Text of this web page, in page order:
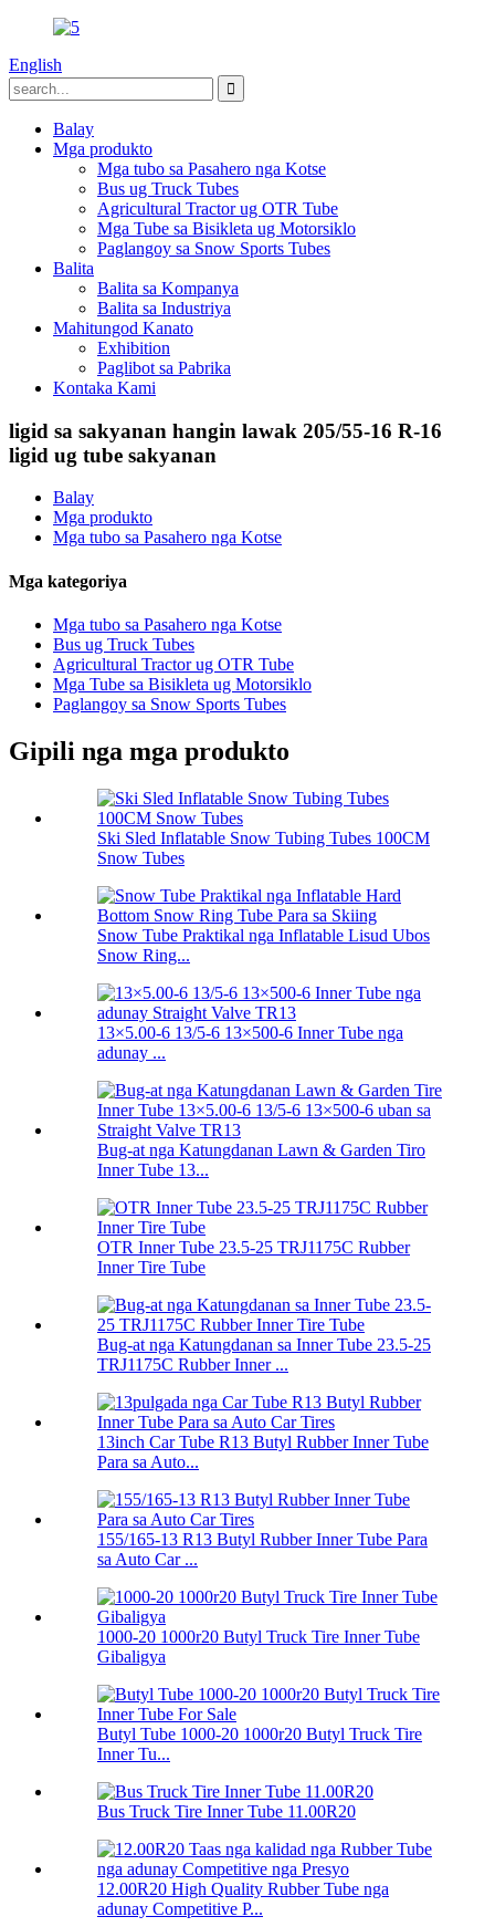
English
Balay
Mga produkto
Mga tubo sa Pasahero nga Kotse
Bus ug Truck Tubes
Agricultural Tractor ug OTR Tube
Mga Tube sa Bisikleta ug Motorsiklo
Paglangoy sa Snow Sports Tubes
Balita
Balita sa Kompanya
Balita sa Industriya
Mahitungod Kanato
Exhibition
Paglibot sa Pabrika
Kontaka Kami
ligid sa sakyanan hangin lawak 205/55-16 R-16
ligid ug tube sakyanan
Balay
Mga produkto
Mga tubo sa Pasahero nga Kotse
Mga kategoriya
Mga tubo sa Pasahero nga Kotse
Bus ug Truck Tubes
Agricultural Tractor ug OTR Tube
Mga Tube sa Bisikleta ug Motorsiklo
Paglangoy sa Snow Sports Tubes
Gipili nga mga produkto
Ski Sled Inflatable Snow Tubing Tubes 100CM
Snow Tubes
Snow Tube Praktikal nga Inflatable Lisud Ubos
Snow Ring...
13×5.00-6 13/5-6 13×500-6 Inner Tube nga
adunay ...
Bug-at nga Katungdanan Lawn & Garden Tiro
Inner Tube 13...
OTR Inner Tube 23.5-25 TRJ1175C Rubber
Inner Tire Tube
Bug-at nga Katungdanan sa Inner Tube 23.5-25
TRJ1175C Rubber Inner ...
13inch Car Tube R13 Butyl Rubber Inner Tube
Para sa Auto...
155/165-13 R13 Butyl Rubber Inner Tube Para
sa Auto Car ...
1000-20 1000r20 Butyl Truck Tire Inner Tube
Gibaligya
Butyl Tube 1000-20 1000r20 Butyl Truck Tire
Inner Tu...
Bus Truck Tire Inner Tube 11.00R20
12.00R20 High Quality Rubber Tube nga
adunay Competitive P...